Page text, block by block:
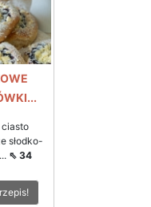
słodko-
⇖ 34